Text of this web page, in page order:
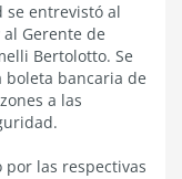
se entrevistó al
Gerente de
Bertolotto. Se
bancaria de
a las
por las respectivas